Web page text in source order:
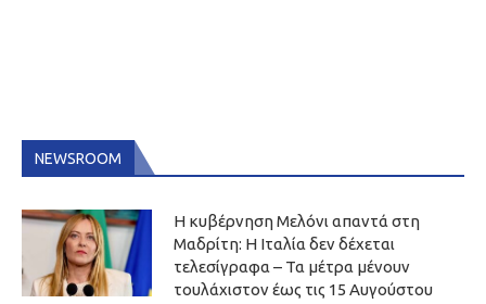
NEWSROOM
Η κυβέρνηση Μελόνι απαντά στη
Μαδρίτη: Η Ιταλία δεν δέχεται
τελεσίγραφα – Τα μέτρα μένουν
τουλάχιστον έως τις 15 Αυγούστου